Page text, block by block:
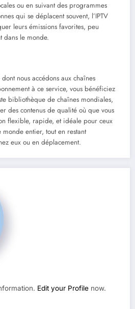
ou en suivant des programmes
qui se déplacent souvent, l’IPTV
leurs émissions favorites, peu
dans le monde.
nous accédons aux chaînes
à ce service, vous bénéficiez
bibliothèque de chaînes mondiales,
des contenus de qualité où que vous
flexible, rapide, et idéale pour ceux
entier, tout en restant
eux ou en déplacement.
Edit your Profile now.